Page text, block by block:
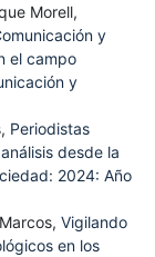
Morell,
y
el campo
y
Periodistas
desde la
2024: Año
Vigilando
en los